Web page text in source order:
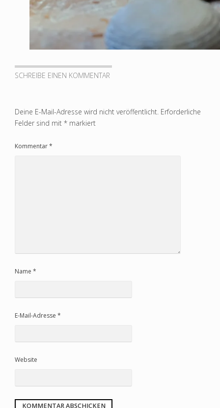
SCHREIBE EINEN KOMMENTAR
Deine E-Mail-Adresse wird nicht veröffentlicht. Erforderliche
Felder sind mit * markiert
Kommentar*
Name *
E-Mail-Adresse *
Website